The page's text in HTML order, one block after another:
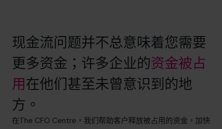
现金流问题并不总意味着您需要
更多资金；许多企业的资金被占
用在他们甚至未曾意识到的地
方。
在The CFO Centre，我们帮助客户释放被占用的资金，加快